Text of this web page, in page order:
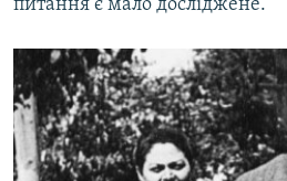
питання є мало досліджене.